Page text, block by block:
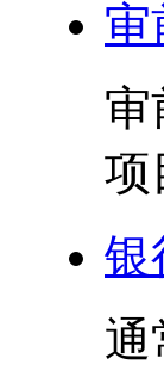
审
审
项
银
通